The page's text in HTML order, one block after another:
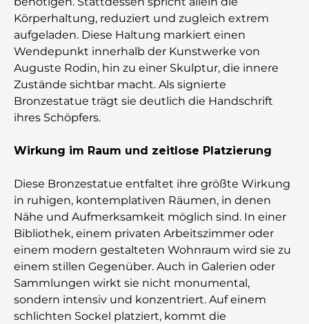
Körperhaltung, reduziert und zugleich extrem
aufgeladen. Diese Haltung markiert einen
Wendepunkt innerhalb der Kunstwerke von
Auguste Rodin, hin zu einer Skulptur, die innere
Zustände sichtbar macht. Als signierte
Bronzestatue trägt sie deutlich die Handschrift
ihres Schöpfers.
Wirkung im Raum und zeitlose Platzierung
Diese Bronzestatue entfaltet ihre größte Wirkung
in ruhigen, kontemplativen Räumen, in denen
Nähe und Aufmerksamkeit möglich sind. In einer
Bibliothek, einem privaten Arbeitszimmer oder
einem modern gestalteten Wohnraum wird sie zu
einem stillen Gegenüber. Auch in Galerien oder
Sammlungen wirkt sie nicht monumental,
sondern intensiv und konzentriert. Auf einem
schlichten Sockel platziert, kommt die